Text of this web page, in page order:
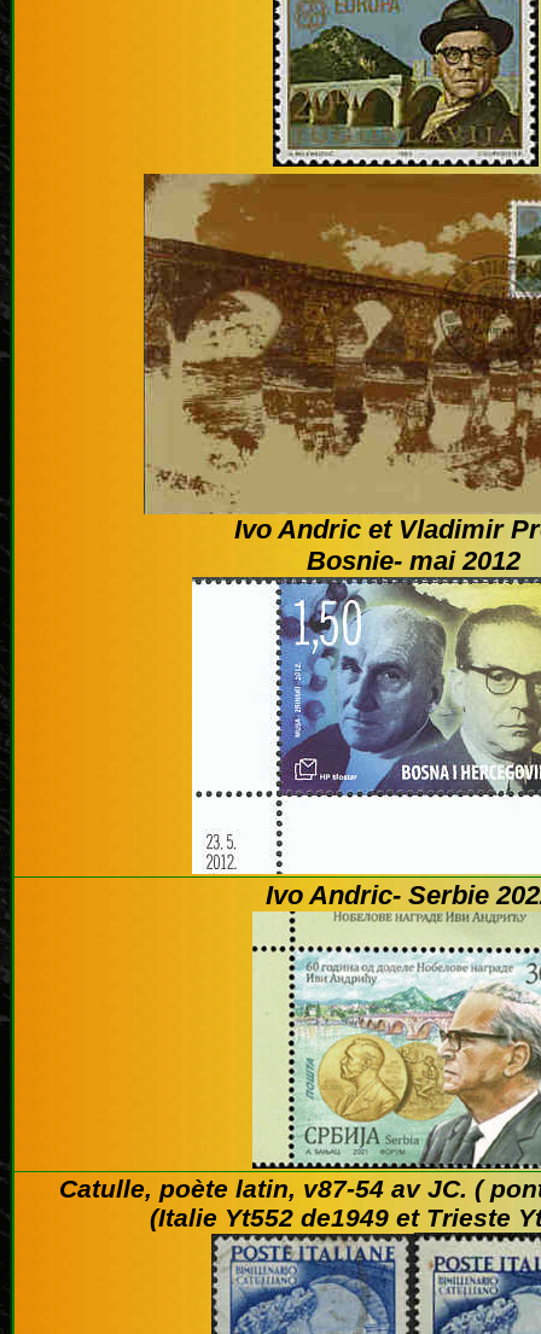
Ivo Andric et Vladimir
Bosnie- mai 2012
Ivo Andric- Serbie
Catulle, poète latin, v87-54 av JC. (
(Italie Yt552 de1949 et Trieste